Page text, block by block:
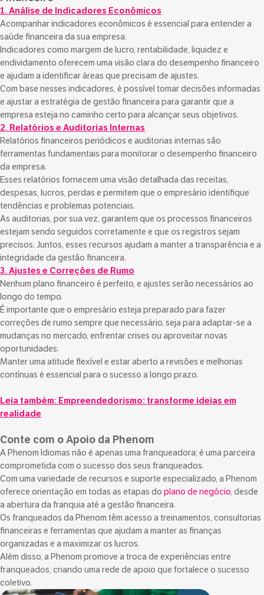
1. Análise de Indicadores Econômicos
Acompanhar indicadores econômicos é essencial para entender a
saúde financeira da sua empresa.
Indicadores como margem de lucro, rentabilidade, liquidez e
endividamento oferecem uma visão clara do desempenho financeiro
e ajudam a identificar áreas que precisam de ajustes.
Com base nesses indicadores, é possível tomar decisões informadas
e ajustar a estratégia de gestão financeira para garantir que a
empresa esteja no caminho certo para alcançar seus objetivos.
2. Relatórios e Auditorias Internas
Relatórios financeiros periódicos e auditorias internas são
ferramentas fundamentais para monitorar o desempenho financeiro
da empresa.
Esses relatórios fornecem uma visão detalhada das receitas,
despesas, lucros, perdas e permitem que o empresário identifique
tendências e problemas potenciais.
As auditorias, por sua vez, garantem que os processos financeiros
estejam sendo seguidos corretamente e que os registros sejam
precisos. Juntos, esses recursos ajudam a manter a transparência e a
integridade da gestão financeira.
3. Ajustes e Correções de Rumo
Nenhum plano financeiro é perfeito, e ajustes serão necessários ao
longo do tempo.
É importante que o empresário esteja preparado para fazer
correções de rumo sempre que necessário, seja para adaptar-se a
mudanças no mercado, enfrentar crises ou aproveitar novas
oportunidades.
Manter uma atitude flexível e estar aberto a revisões e melhorias
contínuas é essencial para o sucesso a longo prazo.
Leia também: Empreendedorismo: transforme ideias em
realidade
Conte com o Apoio da Phenom
A Phenom Idiomas não é apenas uma franqueadora; é uma parceira
comprometida com o sucesso dos seus franqueados.
Com uma variedade de recursos e suporte especializado, a Phenom
oferece orientação em todas as etapas do plano de negócio, desde
a abertura da franquia até a gestão financeira.
Os franqueados da Phenom têm acesso a treinamentos, consultorias
financeiras e ferramentas que ajudam a manter as finanças
organizadas e a maximizar os lucros.
Além disso, a Phenom promove a troca de experiências entre
franqueados, criando uma rede de apoio que fortalece o sucesso
coletivo.